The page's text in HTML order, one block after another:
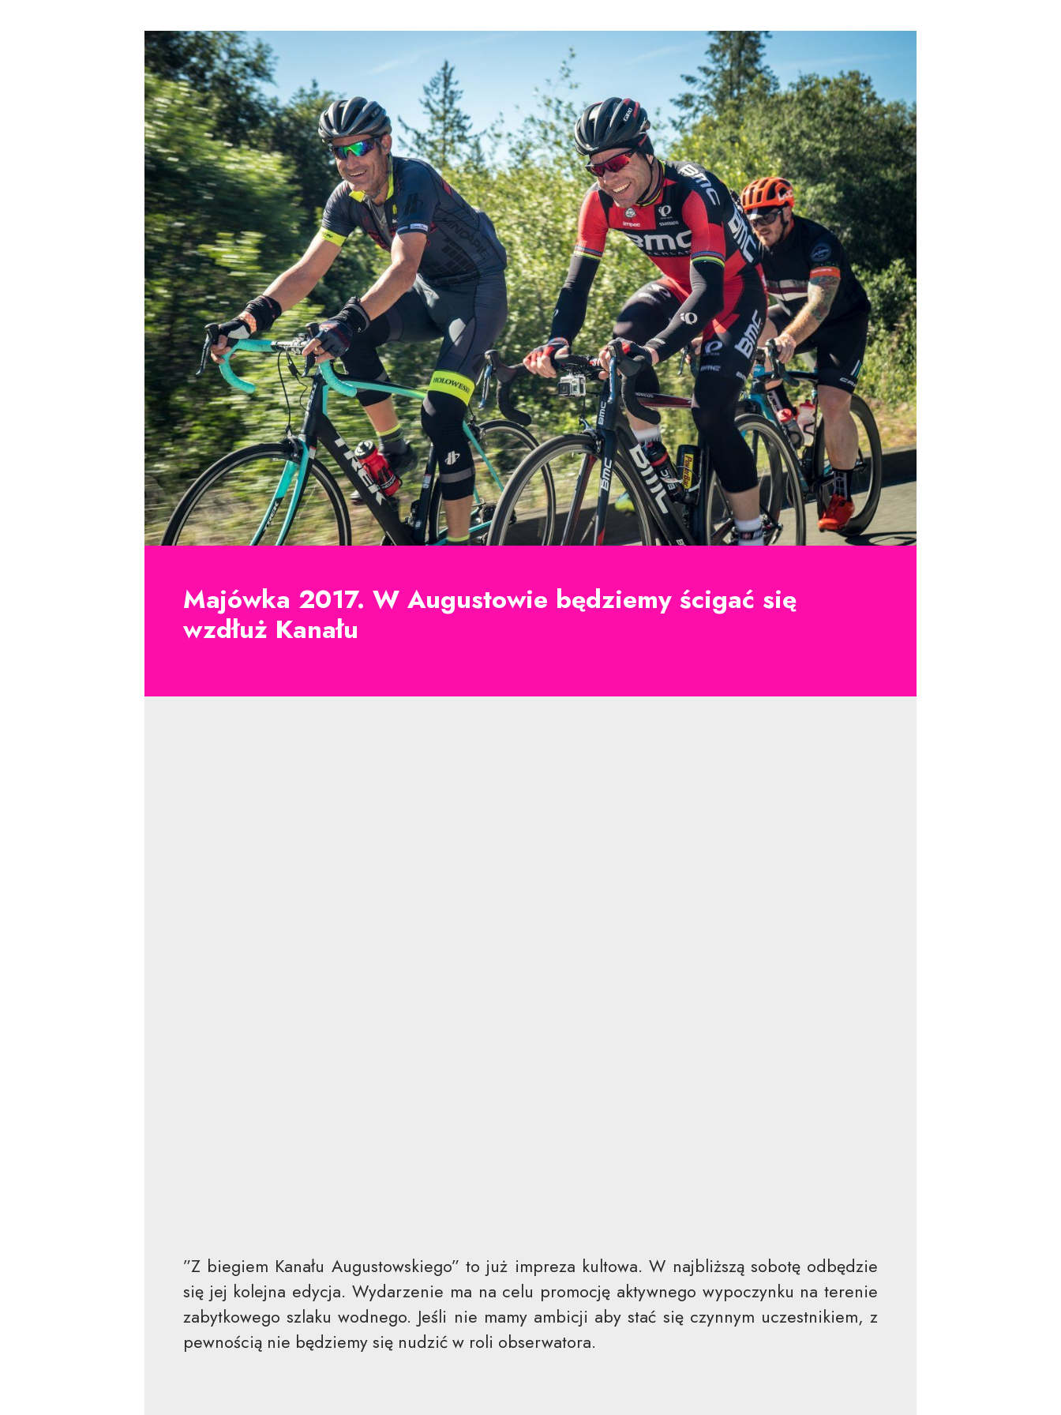
Majówka 2017. W Augustowie będziemy ścigać się
wzdłuż Kanału
”Z biegiem Kanału Augustowskiego” to już impreza kultowa. W najbliższą sobotę odbędzie
się jej kolejna edycja. Wydarzenie ma na celu promocję aktywnego wypoczynku na terenie
zabytkowego szlaku wodnego. Jeśli nie mamy ambicji aby stać się czynnym uczestnikiem, z
pewnością nie będziemy się nudzić w roli obserwatora.